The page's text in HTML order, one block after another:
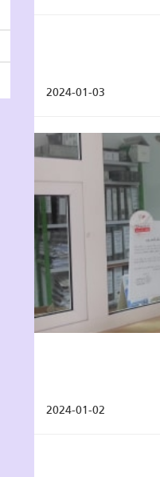
2024-01-03
2024-01-02